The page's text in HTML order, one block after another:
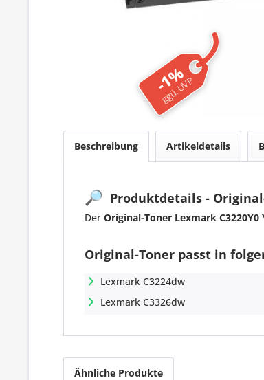
-1%
ggü. UVP
Beschreibung Artikeldetails
🔎 Produktdetails -
Der Original-Toner Lexmark C3220Y0
Original-Toner passt in
Lexmark C3224dw
Lexmark C3326dw
Ähnliche Produkte